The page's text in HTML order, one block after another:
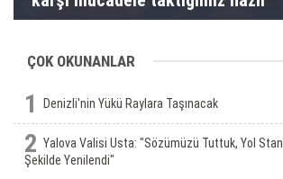
ÇOK OKUNANLAR
1 Denizli'nin Yükü Raylara Taşınacak
2 Yalova Valisi Usta: "Sözümüzü Tuttuk, Yol
Şekilde Yenilendi"